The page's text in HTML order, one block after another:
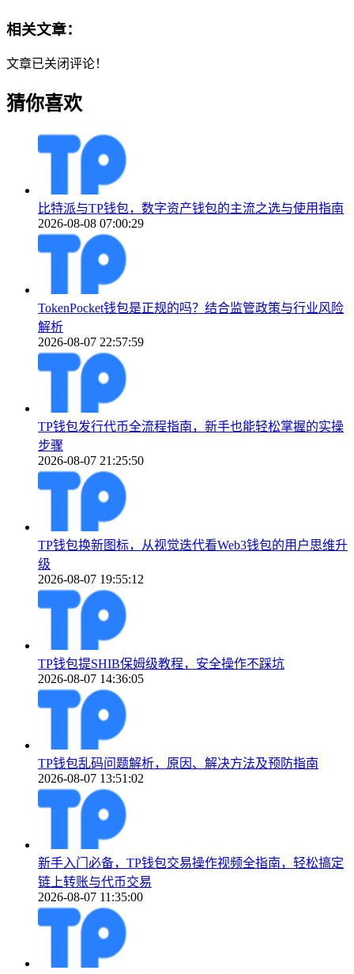
相关文章：
文章已关闭评论！
猜你喜欢
比特派与TP钱包，数字资产钱包的主流之选与使用指南
2026-08-08 07:00:29
TokenPocket钱包是正规的吗？结合监管政策与行业风险
解析
2026-08-07 22:57:59
TP钱包发行代币全流程指南，新手也能轻松掌握的实操
步骤
2026-08-07 21:25:50
TP钱包换新图标，从视觉迭代看Web3钱包的用户思维升
级
2026-08-07 19:55:12
TP钱包提SHIB保姆级教程，安全操作不踩坑
2026-08-07 14:36:05
TP钱包乱码问题解析，原因、解决方法及预防指南
2026-08-07 13:51:02
新手入门必备，TP钱包交易操作视频全指南，轻松搞定
链上转账与代币交易
2026-08-07 11:35:00